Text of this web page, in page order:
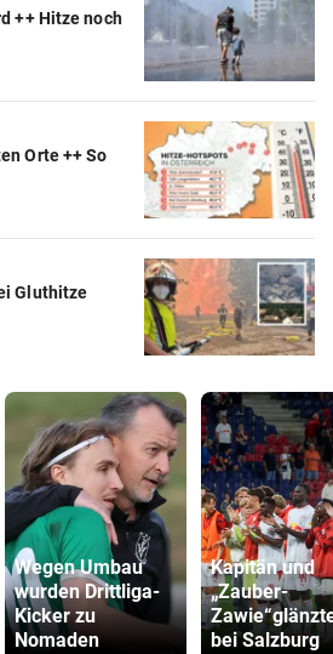
++ Hitze noch
Orte ++ So
Gluthitze
Wegen Umbau
wurden Drittliga-
Kicker zu
Nomaden
Kapitän und
„Zauber-
bei Salzburg